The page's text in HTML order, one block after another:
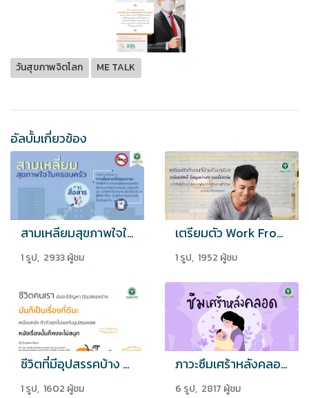
วันสุขภาพจิตโลก ME TALK
อัลบั้มเกี่ยวข้อง
สามเหลียมสุขภาพใจในครอบครัว
1 รูป, 2933 ผู้ชม
เตรียมตัว Work From Home ตั้งแต่เนิ่นๆ เพื่อไม่ให้เกิดอุปสรรคในการทำงาน
1 รูป, 1952 ผู้ชม
ชีวิตที่มีอุปสรรคบ้าง อาจเป็นเรื่องที่ดีก็ได้
1 รูป, 1602 ผู้ชม
ภาวะซึมเศร้าหลังคลอด
6 รูป, 2817 ผู้ชม